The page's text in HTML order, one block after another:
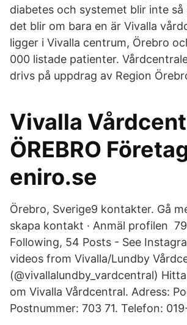
diabetes och systemet blir inte
det blir om bara en är Vivalla
ligger i Vivalla centrum, Örebro
000 listade patienter.
drivs på uppdrag av Region
Vivalla
ÖREBRO
eniro.se
Örebro, Sverige9 kontakter. Gå
skapa kontakt · Anmäl profilen
Following, 54 Posts - See
videos from Vivalla/Lundby
(@vivallalundby_vardcentral)
om Vivalla Vårdcentral. Adress:
Postnummer: 703 71. Telefon: